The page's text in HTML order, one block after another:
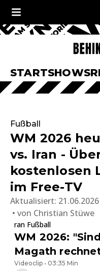
STARTSHOWS
Fußball
WM 2026
vs. Iran -
kostenlosen
im Free-TV
Aktualisiert:
von Christian Stüwe
ran Fußball
WM 2026:
Magath
Videoclip • 03:35 Min